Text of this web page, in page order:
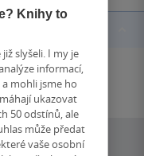
Knihy to
slyšeli. I my je
informací,
mohli jsme ho
ukazovat
50 odstínů, ale
může předat
vaše osobní